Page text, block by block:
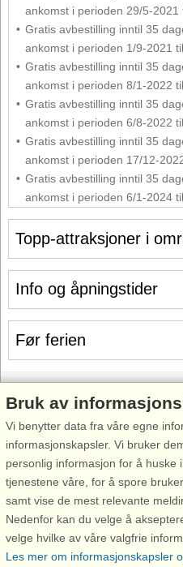
Info og åpningstider
Før ferien
ankomst i perioden 29/5-2021
Gratis avbestilling inntil 35
ankomst i perioden 1/9-2021
Gratis avbestilling inntil 35
ankomst i perioden 8/1-2022
Gratis avbestilling inntil 35
ankomst i perioden 6/8-2022
Gratis avbestilling inntil 35
ankomst i perioden 17/12-
Gratis avbestilling inntil 35
ankomst i perioden 6/1-2024
Topp-attraksjoner i
Inspirasjon
Feriesenterliste
Bestill gavekort
Rabatt
Bruk av
Vi benytter data fra våre egne
informasjonskapsler. Vi bruker
personlig informasjon for å huske
tjenestene våre, for å spore
samt vise de mest relevante
Nedenfor kan du velge å
velge hvilke av våre valgfrie
Les mer om informasjonskapsler